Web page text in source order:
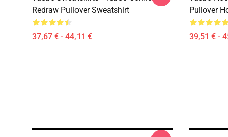
Redraw Pullover Sweatshirt
37,67 € - 44,11 €
Pullover
39,51 € -